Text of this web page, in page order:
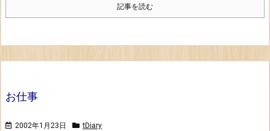
記事を読む
お仕事
2002年1月23日 tDiary